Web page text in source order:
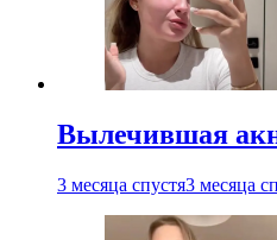
Вылечившая
3 месяца спустя3 месяца